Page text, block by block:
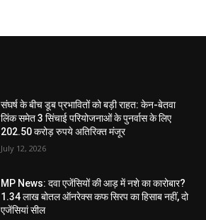
संघर्ष के बीच डूब प्रभावितों को बड़ी राहत: केन-बेतवा
लिंक समेत 3 सिंचाई परियोजनाओं के पुनर्वास के लिए
202.50 करोड़ रुपये अतिरिक्त मंजूर
July 12, 2026
MP News: दवा एजेंसियों की आड़ में नशे का कारोबार?
1.34 लाख बोतल ऑनरेक्स कफ सिरप का हिसाब नहीं, दो
एजेंसियां सील